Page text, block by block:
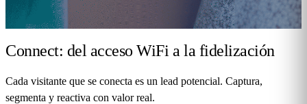
Connect: del acceso WiFi a la fidelización
Cada visitante que se conecta es un lead potencial. Captura,
segmenta y reactiva con valor real.